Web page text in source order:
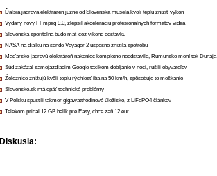
Ďalšia jadrová elektráreň južne od Slovenska musela kvôli teplu znížiť výkon
Vydaný nový FFmpeg 9.0, zlepšil akceleráciu profesionálnych formátov videa
Slovenská sporiteľňa bude mať cez víkend odstávku
NASA na diaľku na sonde Voyager 2 úspešne znížila spotrebu
Maďarsko jadrovú elektráreň nakoniec kompletne neodstavilo, Rumunsko mení tok Dunaja
Súd zakázal samojazdiacim Google taxíkom dobíjanie v noci, rušili obyvateľov
Železnice znižujú kvôli teplu rýchlosť iba na 50 km/h, spôsobuje to meškanie
Slovensko.sk má opäť technické problémy
V Poľsku spustili takmer gigawatthodinové úložisko, z LiFePO4 článkov
Telekom pridal 12 GB balík pre Easy, chce zaň 12 eur
Diskusia: